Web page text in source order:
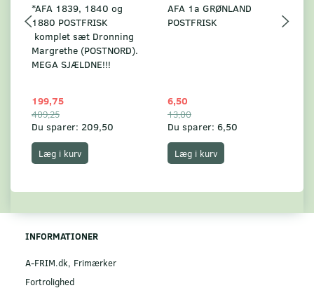
*AFA 1839, 1840 og
1880 POSTFRISK
komplet sæt Dronning
Margrethe (POSTNORD).
MEGA SJÆLDNE!!!
199,75
409,25
Du sparer: 209,50
Læg i kurv
AFA 1a GRØNLAND
POSTFRISK
6,50
13,00
Du sparer: 6,50
Læg i kurv
INFORMATIONER
A-FRIM.dk, Frimærker
Fortrolighed